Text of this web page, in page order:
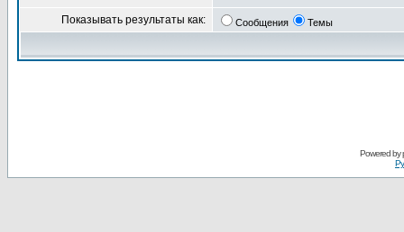
Показывать результаты как: Сообщения Темы
Powered by